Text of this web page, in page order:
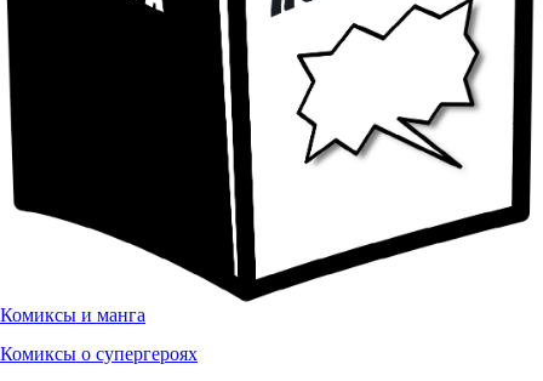
Комиксы и манга
Комиксы о супергероях